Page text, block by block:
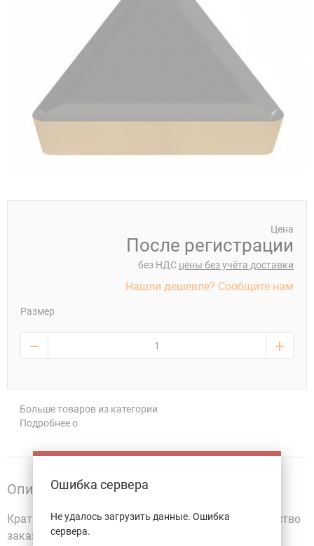
Цена
После регистрации
без НДС цены без учёта доставки
Нашли дешевле? Сообщите нам
Размер
Больше товаров из категории
Подробнее о
Описание
Кратность для заказа 10 шт. Минимальное количество
заказа 1 шт.
Ошибка сервера
Не удалось загрузить данные. Ошибка
сервера.